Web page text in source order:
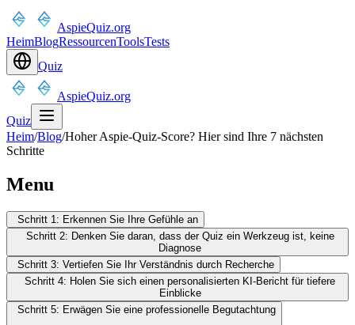
AspieQuiz.org
HeimBlogRessourcenToolsTests
Quiz
AspieQuiz.org
Quiz
Heim/Blog/Hoher Aspie-Quiz-Score? Hier sind Ihre 7 nächsten
Schritte
Menu
Schritt 1: Erkennen Sie Ihre Gefühle an
Schritt 2: Denken Sie daran, dass der Quiz ein Werkzeug ist, keine
Diagnose
Schritt 3: Vertiefen Sie Ihr Verständnis durch Recherche
Schritt 4: Holen Sie sich einen personalisierten KI-Bericht für tiefere
Einblicke
Schritt 5: Erwägen Sie eine professionelle Begutachtung